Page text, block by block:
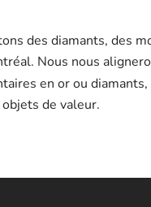
des diamants,
Nous nous
en or ou
de valeur.